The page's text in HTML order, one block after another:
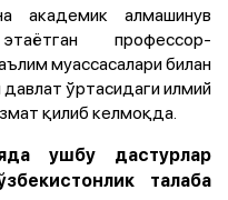
академик алмашинув
профессор-
муассасалари билан
ўртасидаги илмий
қилиб келмоқда.
ушбу дастурлар
талаба